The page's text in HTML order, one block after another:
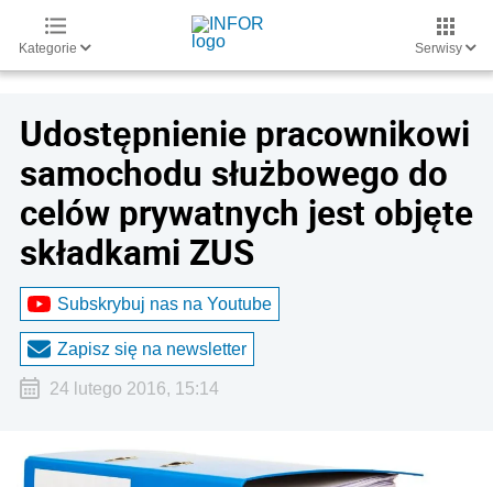
Kategorie Serwisy
Udostępnienie pracownikowi
samochodu służbowego do
celów prywatnych jest objęte
składkami ZUS
Subskrybuj nas na Youtube
Zapisz się na newsletter
24 lutego 2016, 15:14